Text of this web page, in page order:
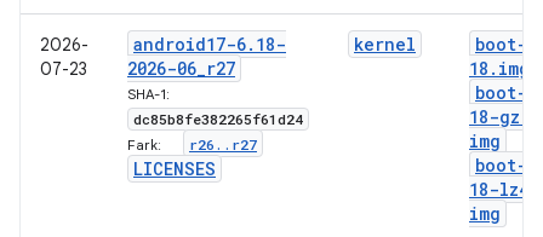
2026-
07-23
android17-6. 18-
2026-06_r27
SHA-1:
dc85b8fe382265f61d24
Fark: r26 . . r27
LICENSES
kernel boot-6
18 . img
boot-6
18-gz
img
boot-6
18-lz4
img